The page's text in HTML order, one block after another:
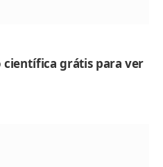
científica grátis para ver